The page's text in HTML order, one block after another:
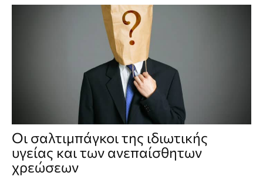
Οι σαλτιμπάγκοι της ιδιωτικής
υγείας και των ανεπαίσθητων
χρεώσεων